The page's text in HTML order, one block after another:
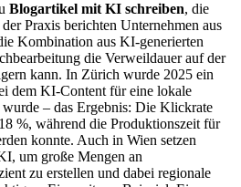
Blogartikel mit KI schreiben, die
Praxis berichten Unternehmen aus
Kombination aus KI-generierten
die Verweildauer auf der
kann. In Zürich wurde 2025 ein
dem KI-Content für eine lokale
– das Ergebnis: Die Klickrate
%, während die Produktionszeit für
konnte. Auch in Wien setzen
um große Mengen an
zu erstellen und dabei regionale